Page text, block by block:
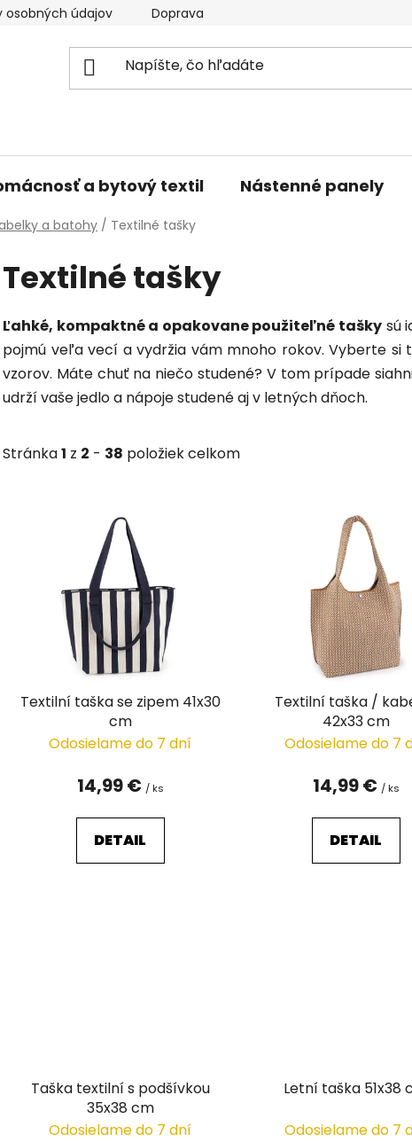
osobných údajov Doprava a platba
a bytový textil Nástenné panely
a batohy / Textilné tašky
Textilné tašky
Ľahké, kompaktné a opakovane použiteľné tašky sú
pojmú veľa vecí a vydržia vám mnoho rokov. Vyberte si
vzorov. Máte chuť na niečo studené? V tom prípade
udrží vaše jedlo a nápoje studené aj v letných dňoch.
Stránka1 z 2 - 38 položiek celkom
Textilní taška se zipem 41x30
cm
Odosielame do 7 dní
14,99 € / ks
DETAIL
Textilní taška /
42x33 cm
Odosielame do 7
14,99 € / ks
DETAIL
Taška textilní s podšívkou
35x38 cm
Odosielame do 7 dní
Letní taška 51x38
Odosielame do 7